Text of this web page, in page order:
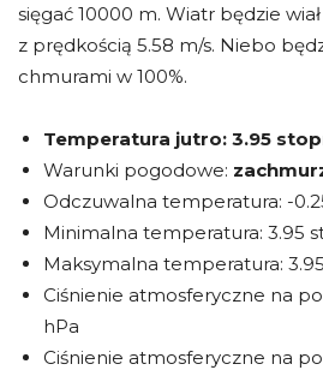
sięgać 10000 m. Wiatr będzie
z prędkością 5.58 m/s. Niebo
chmurami w 100%.
Temperatura jutro: 3.95
Warunki pogodowe:
Odczuwalna temperatura: -
Minimalna temperatura: 3.95
Maksymalna temperatura:
Ciśnienie atmosferyczne na
hPa
Ciśnienie atmosferyczne na